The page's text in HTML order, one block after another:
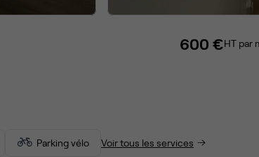
600 €HT par
Parking vélo Voir tous les services